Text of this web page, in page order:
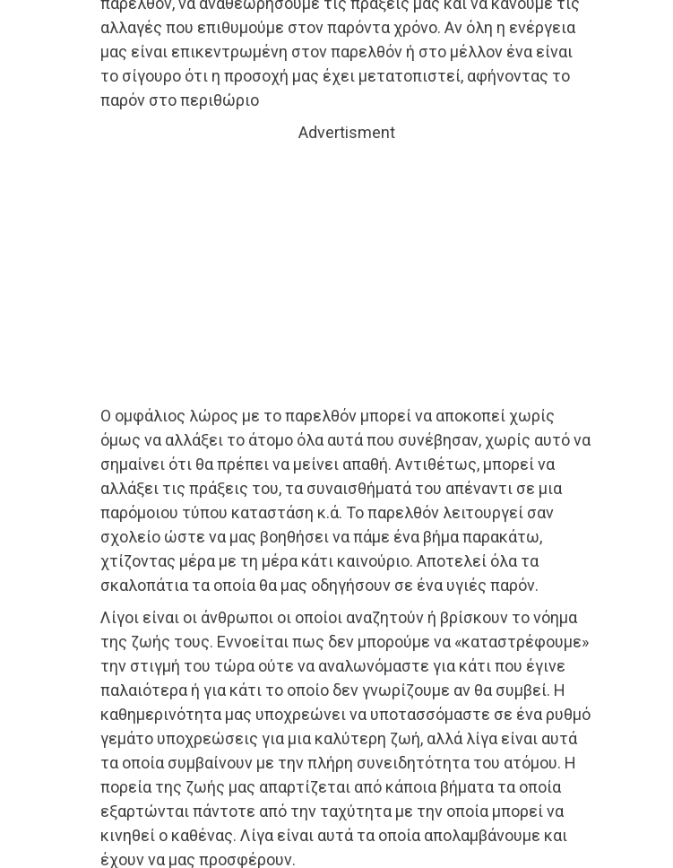
αλλαγές που επιθυμούμε στον παρόντα χρόνο. Αν όλη η ενέργεια
μας είναι επικεντρωμένη στον παρελθόν ή στο μέλλον ένα είναι
το σίγουρο ότι η προσοχή μας έχει μετατοπιστεί, αφήνοντας το
παρόν στο περιθώριο
Advertisment
Ο ομφάλιος λώρος με το παρελθόν μπορεί να αποκοπεί χωρίς
όμως να αλλάξει το άτομο όλα αυτά που συνέβησαν, χωρίς αυτό να
σημαίνει ότι θα πρέπει να μείνει απαθή. Αντιθέτως, μπορεί να
αλλάξει τις πράξεις του, τα συναισθήματά του απέναντι σε μια
παρόμοιου τύπου καταστάση κ.ά. Το παρελθόν λειτουργεί σαν
σχολείο ώστε να μας βοηθήσει να πάμε ένα βήμα παρακάτω,
χτίζοντας μέρα με τη μέρα κάτι καινούριο. Αποτελεί όλα τα
σκαλοπάτια τα οποία θα μας οδηγήσουν σε ένα υγιές παρόν.
Λίγοι είναι οι άνθρωποι οι οποίοι αναζητούν ή βρίσκουν το νόημα
της ζωής τους. Εννοείται πως δεν μπορούμε να «καταστρέφουμε»
την στιγμή του τώρα ούτε να αναλωνόμαστε για κάτι που έγινε
παλαιότερα ή για κάτι το οποίο δεν γνωρίζουμε αν θα συμβεί. Η
καθημερινότητα μας υποχρεώνει να υποτασσόμαστε σε ένα ρυθμό
γεμάτο υποχρεώσεις για μια καλύτερη ζωή, αλλά λίγα είναι αυτά
τα οποία συμβαίνουν με την πλήρη συνειδητότητα του ατόμου. Η
πορεία της ζωής μας απαρτίζεται από κάποια βήματα τα οποία
εξαρτώνται πάντοτε από την ταχύτητα με την οποία μπορεί να
κινηθεί ο καθένας. Λίγα είναι αυτά τα οποία απολαμβάνουμε και
έχουν να μας προσφέρουν.